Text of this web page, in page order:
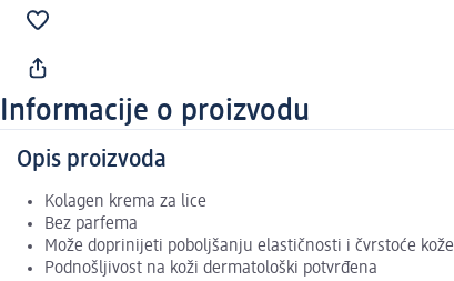
Informacije o proizvodu
Opis proizvoda
Kolagen krema za lice
Bez parfema
Može doprinijeti poboljšanju elastičnosti i čvrstoće kože
Podnošljivost na koži dermatološki potvrđena